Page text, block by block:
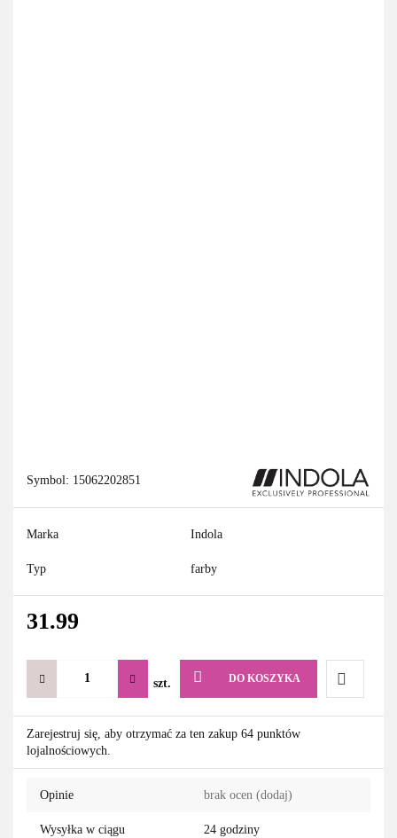
Symbol: 15062202851
Marka Indola
Typ farby
31.99
szt. DO KOSZYKA
Do
Zarejestruj się, aby otrzymać za ten zakup 64 punktów
lojalnościowych.
Opinie brak ocen (dodaj)
Wysyłka w ciągu 24 godziny